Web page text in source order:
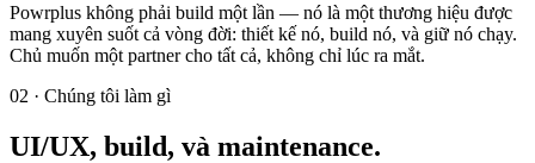
Powrplus không phải build một lần — nó là một thương hiệu được
mang xuyên suốt cả vòng đời: thiết kế nó, build nó, và giữ nó chạy.
Chủ muốn một partner cho tất cả, không chỉ lúc ra mắt.
02 · Chúng tôi làm gì
UI/UX, build, và maintenance.